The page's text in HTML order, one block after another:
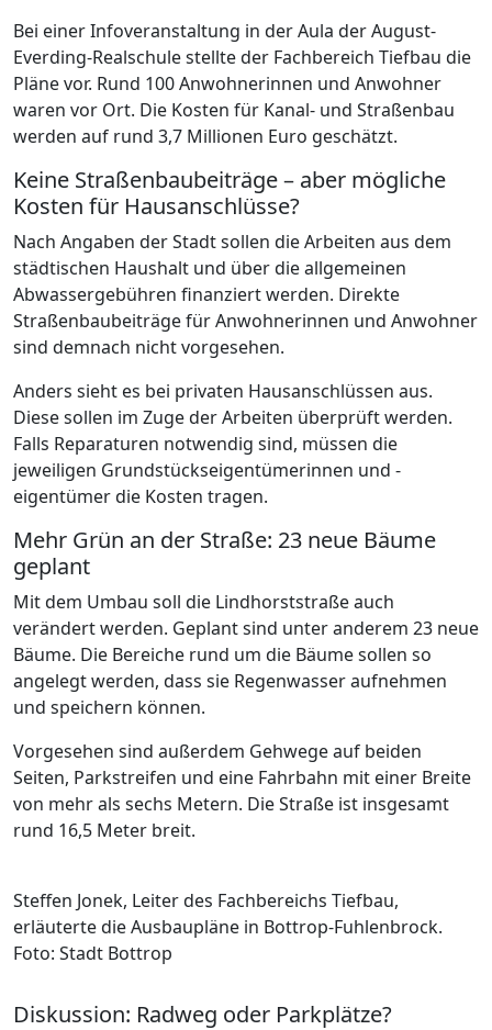
Bei einer Infoveranstaltung in der Aula der August-
Everding-Realschule stellte der Fachbereich Tiefbau die
Pläne vor. Rund 100 Anwohnerinnen und Anwohner
waren vor Ort. Die Kosten für Kanal- und Straßenbau
werden auf rund 3,7 Millionen Euro geschätzt.
Keine Straßenbaubeiträge – aber mögliche
Kosten für Hausanschlüsse?
Nach Angaben der Stadt sollen die Arbeiten aus dem
städtischen Haushalt und über die allgemeinen
Abwassergebühren finanziert werden. Direkte
Straßenbaubeiträge für Anwohnerinnen und Anwohner
sind demnach nicht vorgesehen.
Anders sieht es bei privaten Hausanschlüssen aus.
Diese sollen im Zuge der Arbeiten überprüft werden.
Falls Reparaturen notwendig sind, müssen die
jeweiligen Grundstückseigentümerinnen und -
eigentümer die Kosten tragen.
Mehr Grün an der Straße: 23 neue Bäume
geplant
Mit dem Umbau soll die Lindhorststraße auch
verändert werden. Geplant sind unter anderem 23 neue
Bäume. Die Bereiche rund um die Bäume sollen so
angelegt werden, dass sie Regenwasser aufnehmen
und speichern können.
Vorgesehen sind außerdem Gehwege auf beiden
Seiten, Parkstreifen und eine Fahrbahn mit einer Breite
von mehr als sechs Metern. Die Straße ist insgesamt
rund 16,5 Meter breit.
Steffen Jonek, Leiter des Fachbereichs Tiefbau,
erläuterte die Ausbaupläne in Bottrop-Fuhlenbrock.
Foto: Stadt Bottrop
Diskussion: Radweg oder Parkplätze?